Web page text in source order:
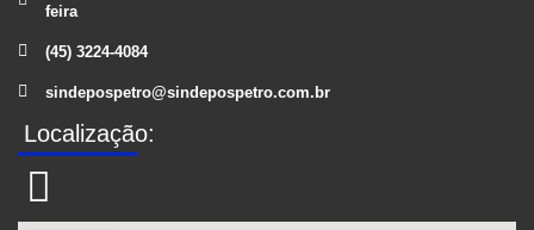
feira
(45) 3224-4084
sindepospetro@sindepospetro.com.br
Localização: